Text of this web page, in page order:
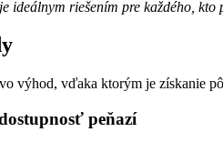
ideálnym riešením pre každého,
výhod, vďaka ktorým je získanie
peňazí